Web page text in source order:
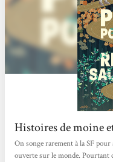
Histoires de moine
On songe rarement à la SF
ouverte sur le monde. Pourtant